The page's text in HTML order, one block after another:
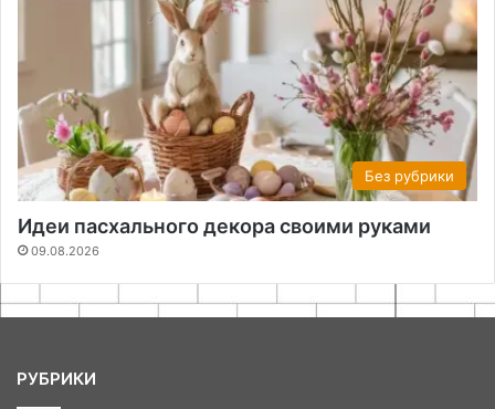
Без рубрики
Идеи пасхального декора своими руками
09.08.2026
РУБРИКИ